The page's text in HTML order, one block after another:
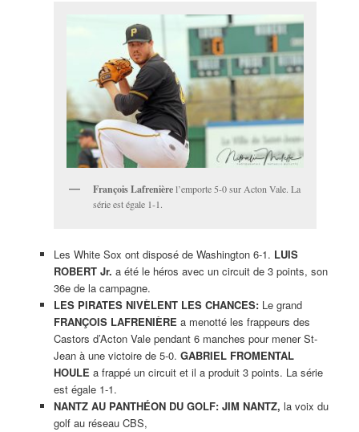
François Lafrenièrel’emporte 5-0 sur Acton Vale. La
série est égale 1-1.
Les White Sox ont disposé de Washington 6-1. LUIS
ROBERT Jr. a été le héros avec un circuit de 3 points, son
36e de la campagne.
LES PIRATES NIVÈLENT LES CHANCES: Le grand
FRANÇOIS LAFRENIÈRE a menotté les frappeurs des
Castors d’Acton Vale pendant 6 manches pour mener St-
Jean à une victoire de 5-0. GABRIEL FROMENTAL
HOULE a frappé un circuit et il a produit 3 points. La série
est égale 1-1.
NANTZ AU PANTHÉON DU GOLF: JIM NANTZ, la voix du
golf au réseau CBS,